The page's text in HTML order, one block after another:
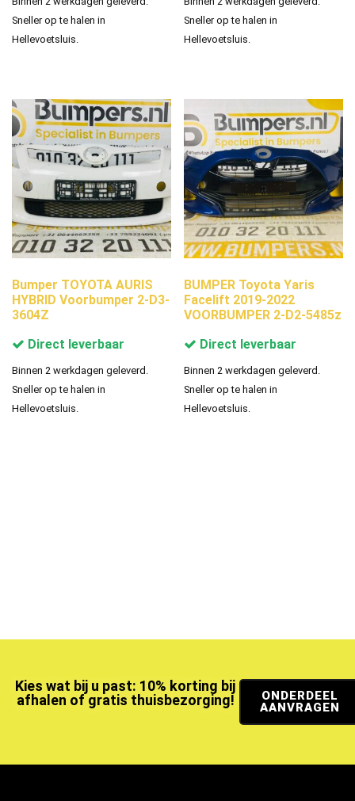
Sneller op te halen in
Hellevoetsluis.
Sneller op te halen in
Hellevoetsluis.
Bumper TOYOTA AURIS
HYBRID Voorbumper 2-D3-
3604Z
Direct leverbaar
Binnen 2 werkdagen geleverd.
Sneller op te halen in
Hellevoetsluis.
BUMPER Toyota Yaris
Facelift 2019-2022
VOORBUMPER 2-D2-5485z
Direct leverbaar
Binnen 2 werkdagen geleverd.
Sneller op te halen in
Hellevoetsluis.
Kies wat bij u past: 10% korting bij
afhalen of gratis thuisbezorging!
ONDERDEEL
AANVRAGEN